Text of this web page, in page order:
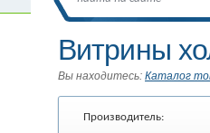
Витрины
Вы находитесь: Каталог
Производитель: